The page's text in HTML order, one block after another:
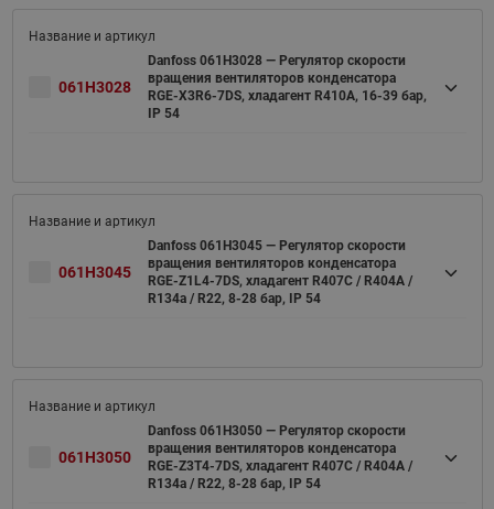
061H3028
Danfoss 061H3028 — Регулятор скорости
вращения вентиляторов конденсатора
RGE-X3R6-7DS, хладагент R410A, 16-39 бар,
IP 54
061H3045
Danfoss 061H3045 — Регулятор скорости
вращения вентиляторов конденсатора
RGE-Z1L4-7DS, хладагент R407C / R404A /
R134a / R22, 8-28 бар, IP 54
061H3050
Danfoss 061H3050 — Регулятор скорости
вращения вентиляторов конденсатора
RGE-Z3T4-7DS, хладагент R407C / R404A /
R134a / R22, 8-28 бар, IP 54